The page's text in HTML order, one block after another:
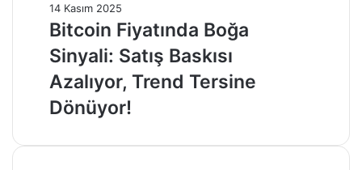
14 Kasım 2025
Bitcoin Fiyatında Boğa
Sinyali: Satış Baskısı
Azalıyor, Trend Tersine
Dönüyor!